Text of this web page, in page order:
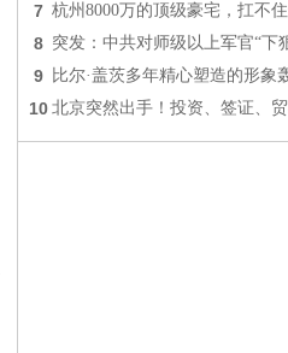
7 杭州8000万的顶级豪宅，扛不
8 突发：中共对师级以上军官“下
9 比尔·盖茨多年精心塑造的形象
10 北京突然出手！投资、签证、